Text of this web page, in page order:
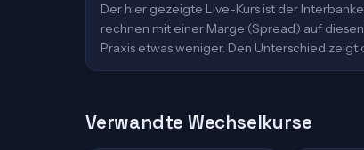
Der hier gezeigte Live-Kurs ist der
rechnen mit einer Marge (Spread) auf
Praxis etwas weniger. Den Unterschied
Verwandte Wechselkurse